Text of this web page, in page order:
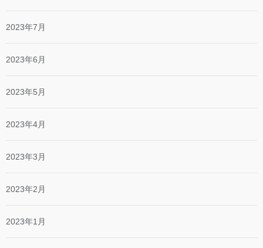
2023年7月
2023年6月
2023年5月
2023年4月
2023年3月
2023年2月
2023年1月